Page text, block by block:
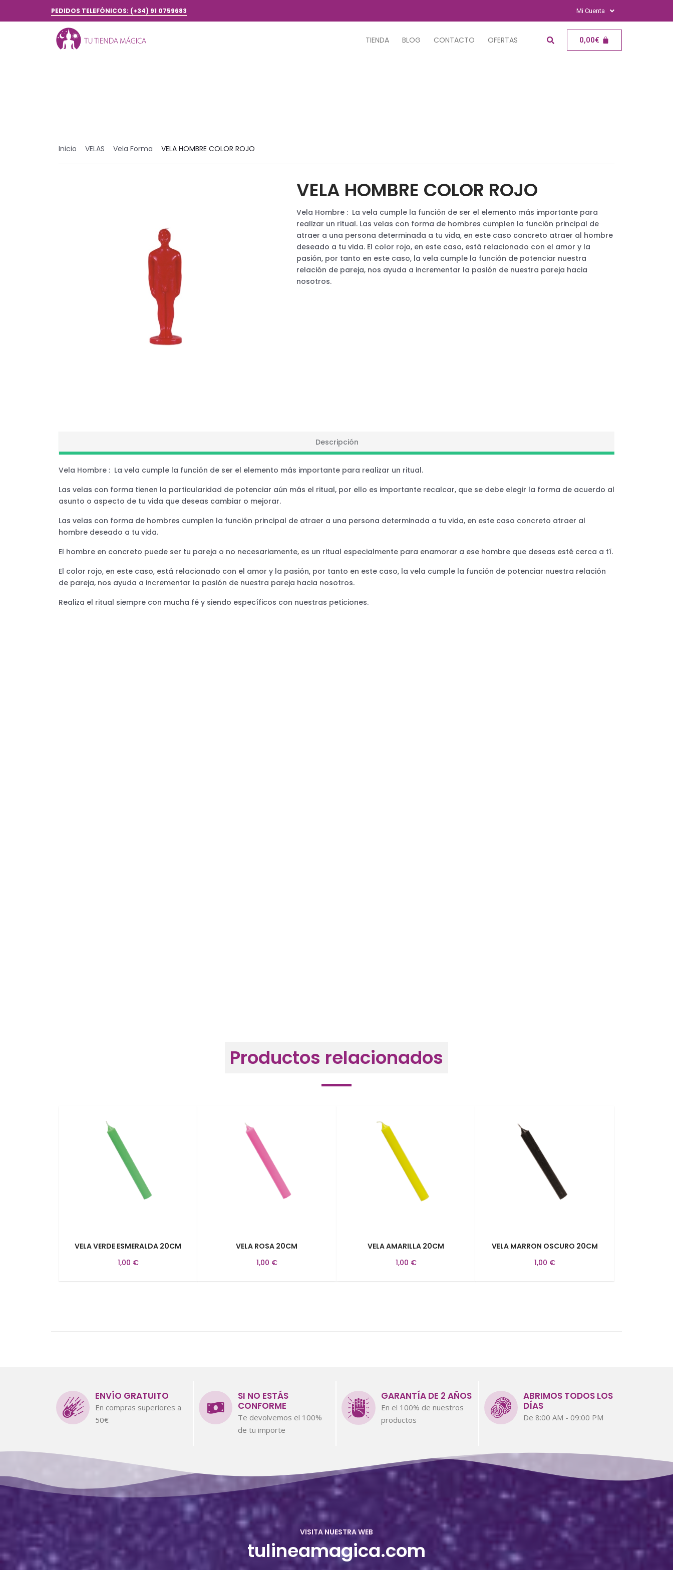
PEDIDOS TELEFÓNICOS: (+34) 91 0759683 Mi Cuenta
TIENDA BLOG CONTACTO OFERTAS 0,00€
Inicio VELAS Vela Forma VELA HOMBRE COLOR ROJO
VELA HOMBRE COLOR ROJO
Vela Hombre : La vela cumple la función de ser el elemento más importante para
realizar un ritual. Las velas con forma de hombres cumplen la función principal de
atraer a una persona determinada a tu vida, en este caso concreto atraer al hombre
deseado a tu vida. El color rojo, en este caso, está relacionado con el amor y la
pasión, por tanto en este caso, la vela cumple la función de potenciar nuestra
relación de pareja, nos ayuda a incrementar la pasión de nuestra pareja hacia
nosotros.
Descripción
Vela Hombre : La vela cumple la función de ser el elemento más importante para realizar un ritual.
Las velas con forma tienen la particularidad de potenciar aún más el ritual, por ello es importante recalcar, que se debe elegir la forma de acuerdo al
asunto o aspecto de tu vida que deseas cambiar o mejorar.
Las velas con forma de hombres cumplen la función principal de atraer a una persona determinada a tu vida, en este caso concreto atraer al
hombre deseado a tu vida.
El hombre en concreto puede ser tu pareja o no necesariamente, es un ritual especialmente para enamorar a ese hombre que deseas esté cerca a tí.
El color rojo, en este caso, está relacionado con el amor y la pasión, por tanto en este caso, la vela cumple la función de potenciar nuestra relación
de pareja, nos ayuda a incrementar la pasión de nuestra pareja hacia nosotros.
Realiza el ritual siempre con mucha fé y siendo específicos con nuestras peticiones.
Productos relacionados
VELA VERDE ESMERALDA 20CM
1,00 €
VELA ROSA 20CM
1,00 €
VELA AMARILLA 20CM
1,00 €
VELA MARRON OSCURO 20CM
1,00 €
ENVÍO GRATUITO
En compras superiores a
50€
SI NO ESTÁS
CONFORME
Te devolvemos el 100%
de tu importe
GARANTÍA DE 2 AÑOS
En el 100% de nuestros
productos
ABRIMOS TODOS LOS
DÍAS
De 8:00 AM - 09:00 PM
VISITA NUESTRA WEB
tulineamagica.com